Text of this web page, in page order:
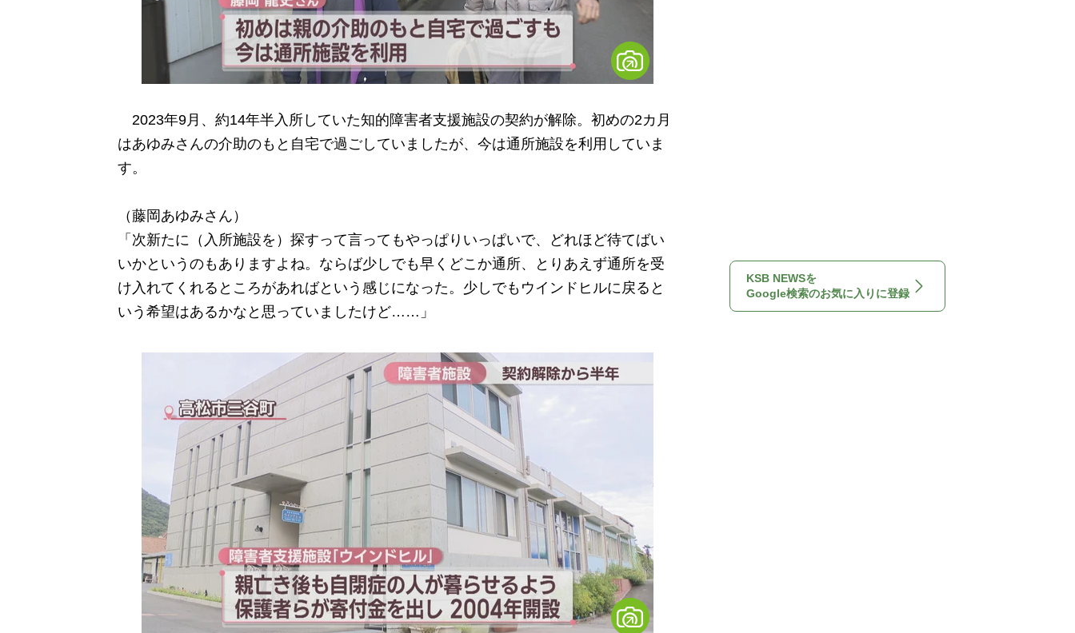
2023年9月、約14年半入所していた知的障害者支援施設の契約が解除。初めの2カ月
はあゆみさんの介助のもと自宅で過ごしていましたが、今は通所施設を利用していま
す。
（藤岡あゆみさん）
「次新たに（入所施設を）探すって言ってもやっぱりいっぱいで、どれほど待てばい
いかというのもありますよね。ならば少しでも早くどこか通所、とりあえず通所を受
け入れてくれるところがあればという感じになった。少しでもウインドヒルに戻ると
いう希望はあるかなと思っていましたけど……」
KSB NEWSを
Google検索のお気に入りに登録